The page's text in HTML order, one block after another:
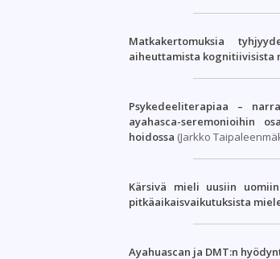
Matkakertomuksia
aiheuttamista kognitiivisista
Psykedeeliterapiaa –
ayahasca-seremonioihin
hoidossa (Jarkko
Kärsivä mieli uusiin uomiin
pitkäaikaisvaikutuksista
Ayahuascan ja DMT:n